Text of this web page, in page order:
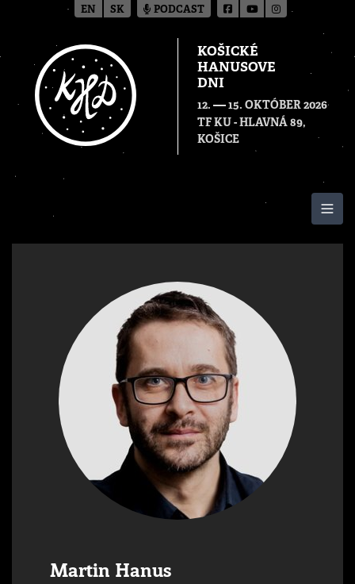
KOŠICKÉ
HANUSOVE
DNI
12. — 15. OKTÓBER 2026
TF KU - HLAVNÁ 89,
KOŠICE
Martin Hanus
EN SK PODCAST